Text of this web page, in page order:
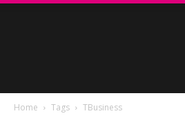
Home Tags TBusiness